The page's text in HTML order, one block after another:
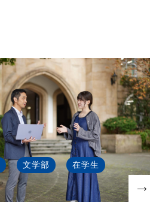
文学部
在学生